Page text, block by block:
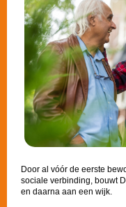
Door al vóór de eerste
sociale verbinding, bouwt
en daarna aan een wijk.